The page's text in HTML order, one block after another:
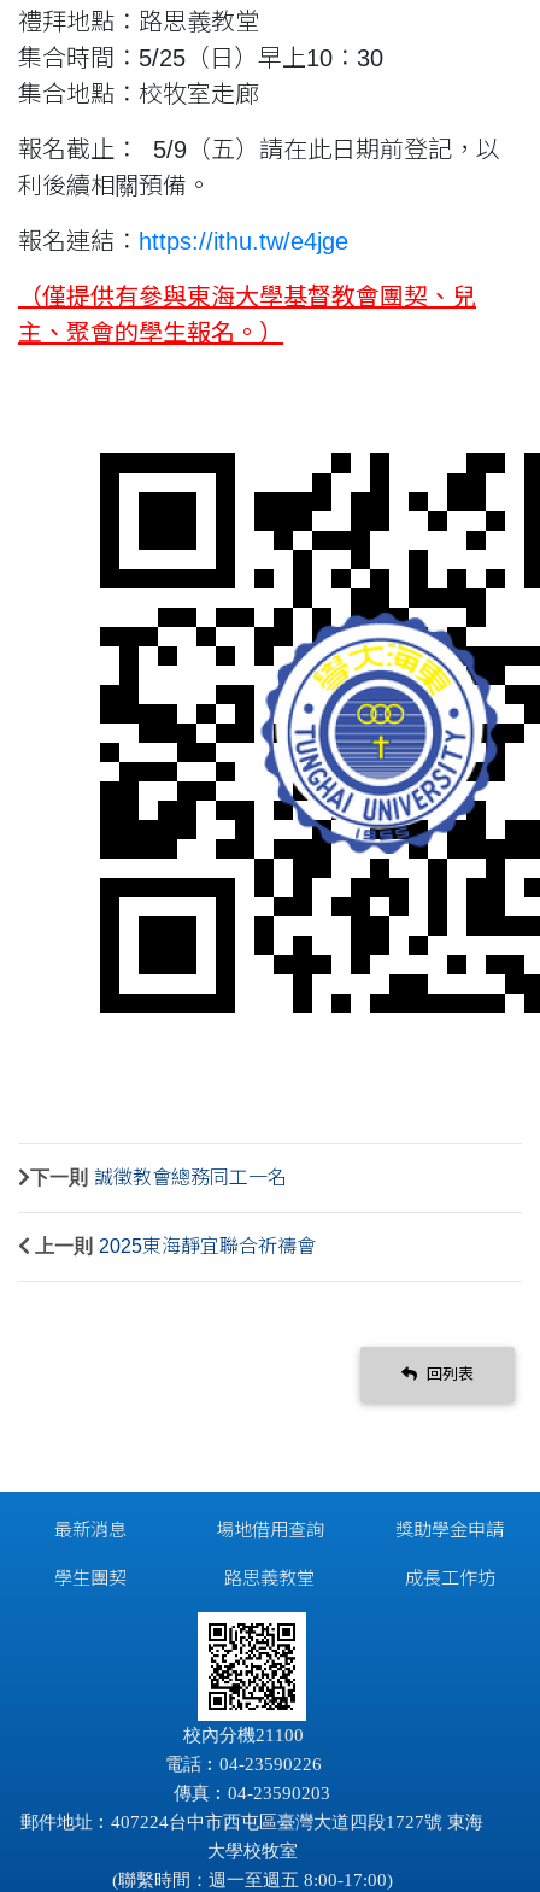
禮拜地點：路思義教堂
集合時間：5/25（日）早上10：30
集合地點：校牧室走廊
報名截止： 5/9（五）請在此日期前登記，以
利後續相關預備。
報名連結： https://ithu.tw/e4jge
（僅提供有參與東海大學基督教會團契、兒
主、聚會的學生報名。）
下一則 誠徵教會總務同工一名
上一則 2025東海靜宜聯合祈禱會
回列表
最新消息
學生團契
場地借用查詢
路思義教堂
獎助學金申請
成長工作坊
校內分機21100
電話︰04-23590226
傳真︰04-23590203
郵件地址︰407224台中市西屯區臺灣大道四段1727號 東海
大學校牧室
(聯繫時間：週一至週五 8:00-17:00)